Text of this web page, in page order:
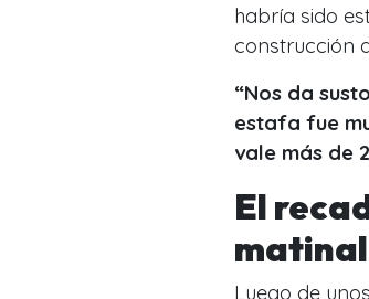
habría sido
construcción
“Nos da
estafa fue
vale más de
El
Luego de